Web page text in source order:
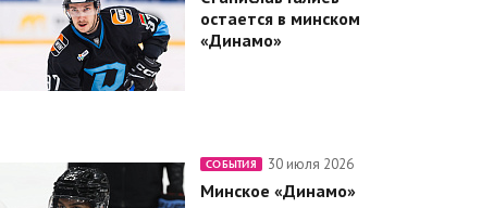
остается в минском
«Динамо»
СОБЫТИЯ 30 июля 2026
Минское «Динамо»